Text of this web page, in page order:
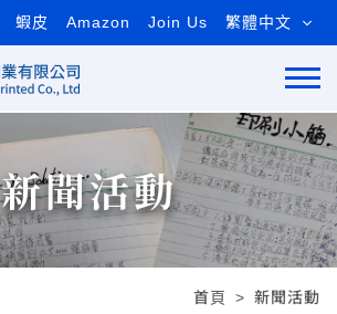
蝦皮 Amazon Join Us 繁體中文
新聞活動
首頁 新聞活動